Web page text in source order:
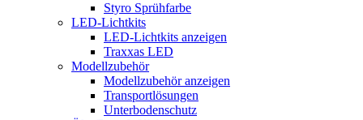
Styro Sprühfarbe
LED-Lichtkits
LED-Lichtkits anzeigen
Traxxas LED
Modellzubehör
Modellzubehör anzeigen
Transportlösungen
Unterbodenschutz